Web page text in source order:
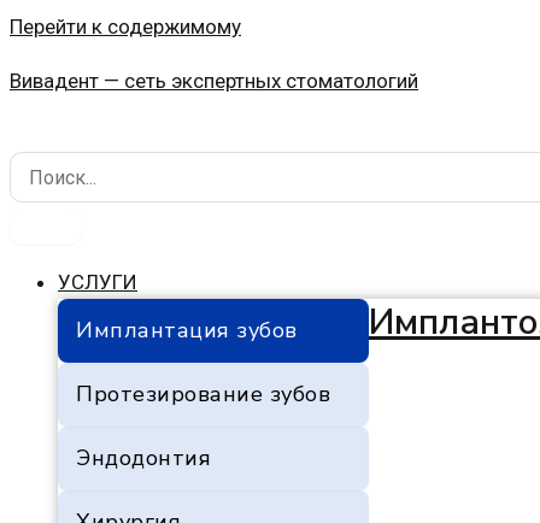
Перейти к содержимому
Вивадент — сеть экспертных стоматологий
УСЛУГИ
Имплантация зубов
Протезирование зубов
Эндодонтия